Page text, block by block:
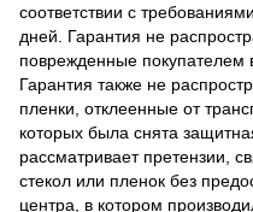
соответствии с
дней.
Гарантия не
поврежденные покупателем
Гарантия также не
пленки, отклеенные от
которых была снята
рассматривает претензии,
стекол или пленок без
центра, в котором